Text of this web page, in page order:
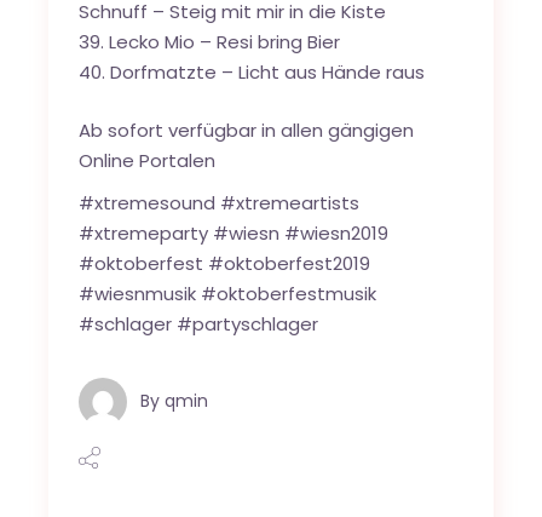
Schnuff –Steig mit mir in die Kiste
Lecko Mio – Resi bring Bier
Dorfmatzte – Licht aus Hände raus
Ab sofort verfügbar in allen gängigen
Online Portalen
#xtremesound #xtremeartists
#xtremeparty #wiesn #wiesn2019
#oktoberfest #oktoberfest2019
#wiesnmusik #oktoberfestmusik
#schlager #partyschlager
By qmin